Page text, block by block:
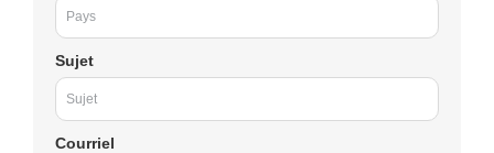
Sujet
Courriel